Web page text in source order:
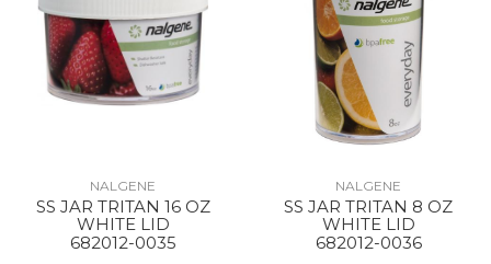
NALGENE
SS JAR TRITAN 16 OZ
WHITE LID
682012-0035
NALGENE
SS JAR TRITAN 8 OZ
WHITE LID
682012-0036